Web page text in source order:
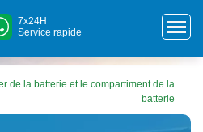
7x24H
Service rapide
de la batterie et le compartiment de la
batterie